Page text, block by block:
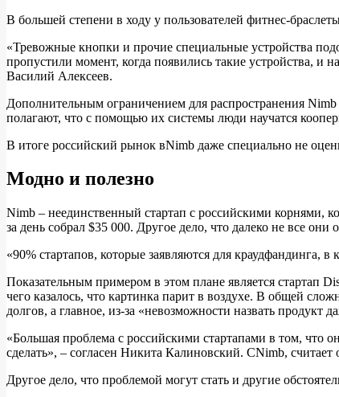
В большей степени в ходу у пользователей фитнес-
«Тревожные кнопки и прочие специальные устройства
пропустили момент, когда появились такие устройства, и
Василий Алексеев.
Дополнительным ограничением для распространения
полагают, что с помощью их системы люди научатся
В итоге российский рынок вNimb даже специально не
Модно и полезно
Nimb – неединственный стартап с российскими корнями,
за день собрал $35 000. Другое дело, что далеко не все
«90% стартапов, которые заявляются для
Показательным примером в этом плане является стартап
чего казалось, что картинка парит в воздухе. В общей
долгов, а главное, из-за «невозможности назвать
«Большая проблема с российскими стартапами в том, что
сделать», – согласен Никита Калиновский. СNimb, считает
Другое дело, что проблемой могут стать и другие